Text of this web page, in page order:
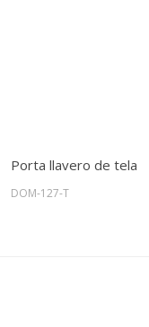
Porta llavero de tela
DOM-127-T